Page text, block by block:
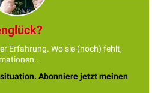
Erfahrung. Wo sie (noch) fehlt,
Abonniere jetzt meinen